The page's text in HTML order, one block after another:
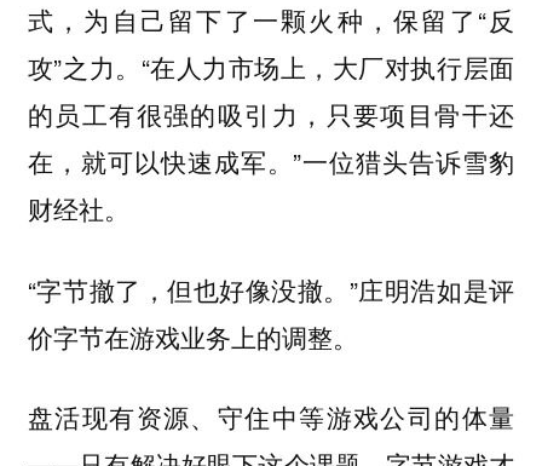
式，为自己留下了一颗火种，保留了“反
攻”之力。“在人力市场上，大厂对执行层面
的员工有很强的吸引力，只要项目骨干还
在，就可以快速成军。”一位猎头告诉雪豹
财经社。
“字节撤了，但也好像没撤。”庄明浩如是评
价字节在游戏业务上的调整。
盘活现有资源、守住中等游戏公司的体量